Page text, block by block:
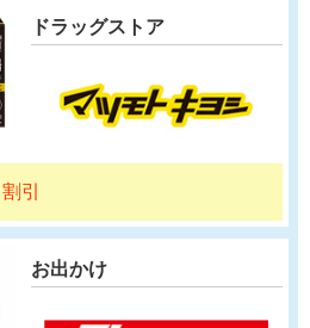
ドラッグストア
引
お出かけ